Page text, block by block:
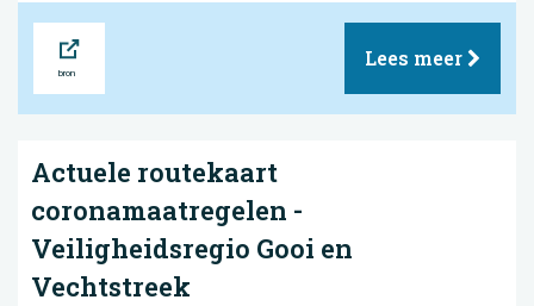
Lees meer
Actuele routekaart
coronamaatregelen -
Veiligheidsregio Gooi en
Vechtstreek